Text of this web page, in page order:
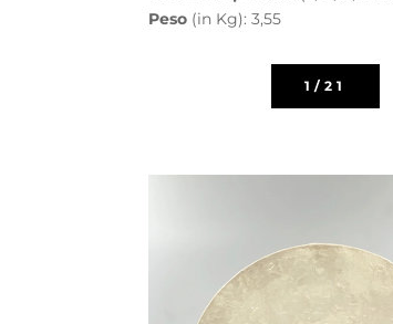
Peso (in Kg): 3,55
1/21